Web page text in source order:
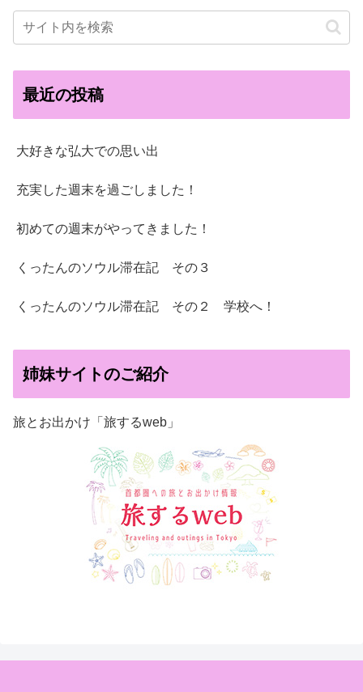
最近の投稿
大好きな弘大での思い出
充実した週末を過ごしました！
初めての週末がやってきました！
くったんのソウル滞在記 その３
くったんのソウル滞在記 その２ 学校へ！
姉妹サイトのご紹介
旅とお出かけ「旅するweb」